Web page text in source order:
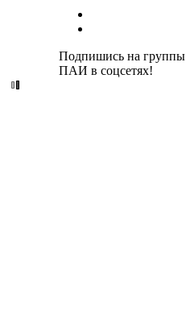
Подпишись на группы
ПАИ в соцсетях!